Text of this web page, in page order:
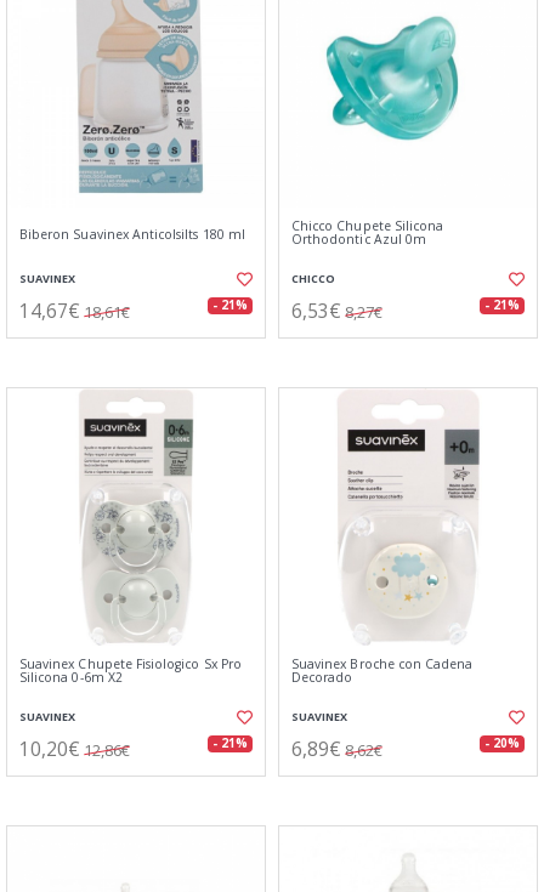
Biberon Suavinex Anticolsilts 180 ml
SUAVINEX
14,67€ 18,61€ - 21%
Chicco Chupete Silicona
Orthodontic Azul 0m
CHICCO
6,53€ 8,27€ - 21%
Suavinex Chupete Fisiologico Sx Pro
Silicona 0-6m X2
SUAVINEX
10,20€ 12,86€ - 21%
Suavinex Broche con Cadena
Decorado
SUAVINEX
6,89€ 8,62€ - 20%